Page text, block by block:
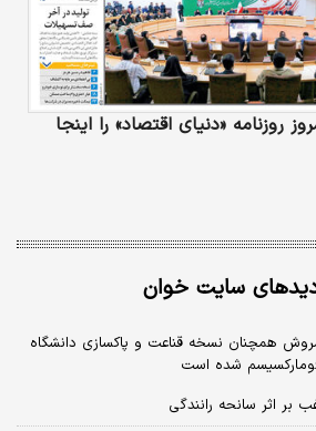
روزنامه «دنیای‌ اقتصاد» را اینجا
سایت خوان
همچنان نسخه قناعت و پاکسازی دانشگاه
شده است
بر اثر سانحه رانندگی